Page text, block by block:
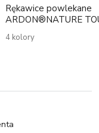
Rękawice powlekane
ARDON®NATURE
4 kolory